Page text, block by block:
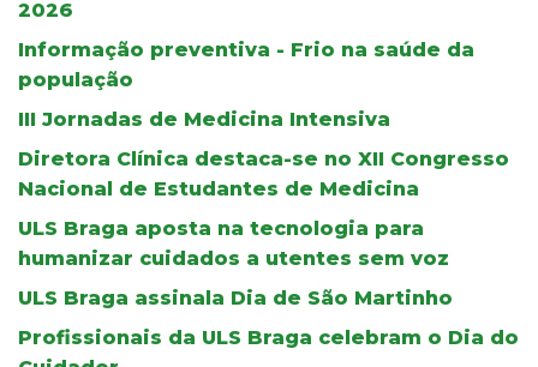
2026
Informação preventiva - Frio na saúde da
população
III Jornadas de Medicina Intensiva
Diretora Clínica destaca-se no XII Congresso
Nacional de Estudantes de Medicina
ULS Braga aposta na tecnologia para
humanizar cuidados a utentes sem voz
ULS Braga assinala Dia de São Martinho
Profissionais da ULS Braga celebram o Dia do